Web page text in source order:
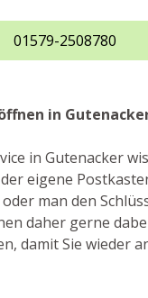
01579-2508780
in
in Gutenacker
eigene
man den
daher gerne
damit Sie wieder